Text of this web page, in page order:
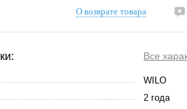
О возврате товара
Все
WILO
2 года